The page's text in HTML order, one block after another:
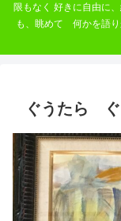
限もなく 好きに自由に
も、眺めて 何かを語り
ぐうたら ぐ